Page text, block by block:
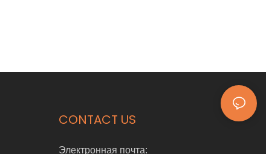
CONTACT US
Электронная почта: